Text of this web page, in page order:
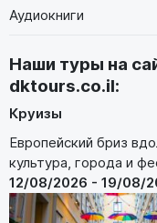
Аудиокниги
Наши туры на
dktours.co.il:
Круизы
Европейский бриз
культура, города и
12/08/2026 - 19/08/